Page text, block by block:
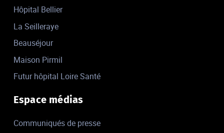
Hôpital Bellier
La Seilleraye
Beauséjour
Maison Pirmil
Futur hôpital Loire Santé
Espace médias
Communiqués de presse